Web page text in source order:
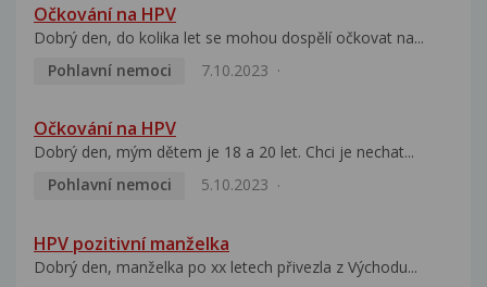
Očkování na HPV
Dobrý den, do kolika let se mohou dospělí očkovat na...
Pohlavní nemoci
7.10.2023
Očkování na HPV
Dobrý den, mým dětem je 18 a 20 let. Chci je nechat...
Pohlavní nemoci
5.10.2023
HPV pozitivní manželka
Dobrý den, manželka po xx letech přivezla z Východu...